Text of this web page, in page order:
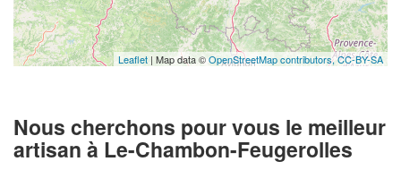
Leaflet | Map data ©OpenStreetMap contributors,CC-BY-SA
Nous cherchons pour vous le meilleur
artisan à Le-Chambon-Feugerolles